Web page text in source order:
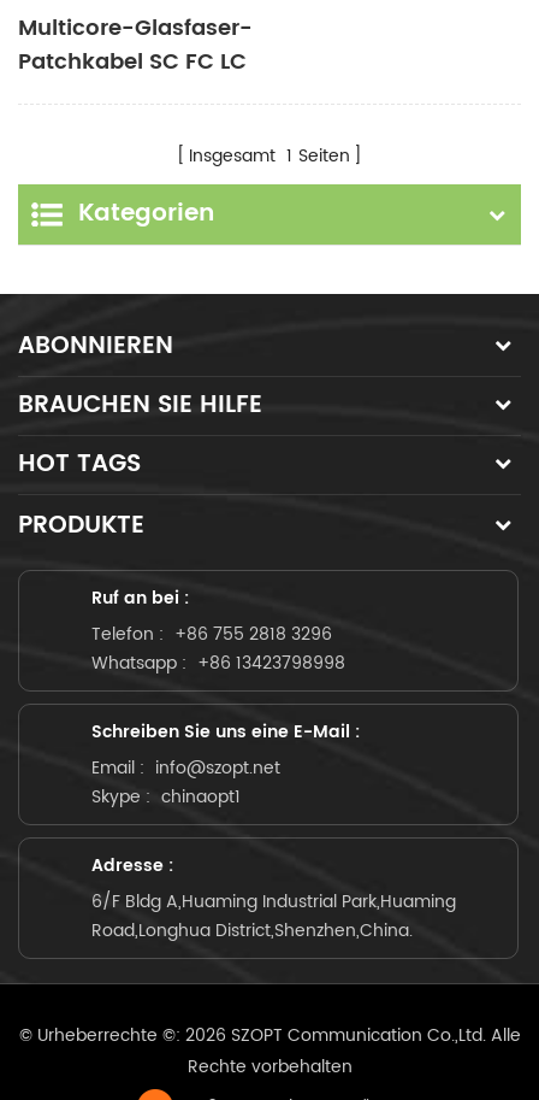
Multicore-Glasfaser-
Patchkabel SC FC LC
ST MU E2000
Insgesamt 1 Seiten
Kategorien
ABONNIEREN
BRAUCHEN SIE HILFE
HOT TAGS
PRODUKTE
Ruf an bei :
Telefon : +86 755 2818 3296
Whatsapp : +86 13423798998
Schreiben Sie uns eine E-Mail :
Email : info@szopt.net
Skype : chinaopt1
Adresse :
6/F Bldg A,Huaming Industrial Park,Huaming
Road,Longhua District,Shenzhen,China.
© Urheberrechte ©: 2026 SZOPT Communication Co.,Ltd. Alle
Rechte vorbehalten